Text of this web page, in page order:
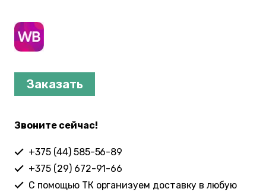
Заказать
Звоните сейчас!
+375 (44) 585-56-89
+375 (29) 672-91-66
С помощью ТК организуем доставку в любую